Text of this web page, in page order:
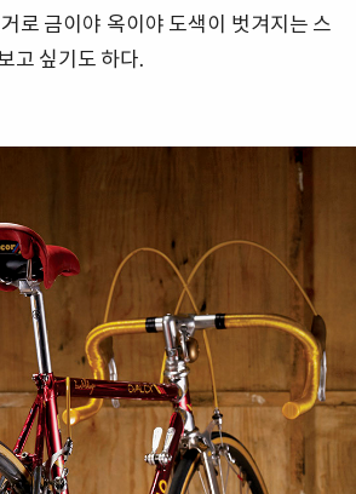
로 금이야 옥이야 도색이 벗겨지는 스
고 싶기도 하다.